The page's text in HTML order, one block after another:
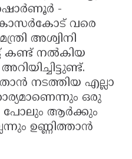
ഷൊർണൂർ -
വരെ
അശ്വിനി
കണ്ട് നൽകിയ
നടത്തിയ എല്ലാ
ഒരു
ആർക്കും
ഉണ്ണിത്താൻ